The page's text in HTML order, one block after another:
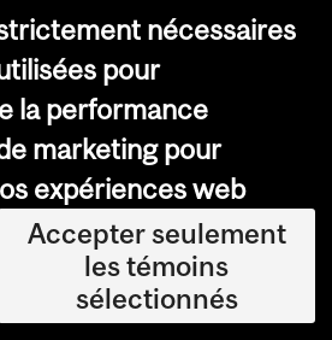
nécessaires
pour
la performance
marketing pour
expériences web
Accepter seulement
les témoins
sélectionnés